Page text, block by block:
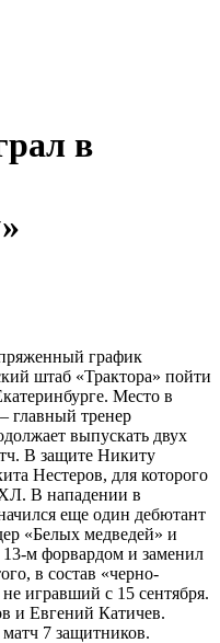
в
график
штаб «Трактора» пойти
Место в
главный тренер
выпускать двух
В защите Никиту
Нестеров, для которого
В нападении в
еще один дебютант
«Белых медведей» и
м форвардом и заменил
в состав «черно-
игравший с 15 сентября.
и Евгений Катичев.
7 защитников.